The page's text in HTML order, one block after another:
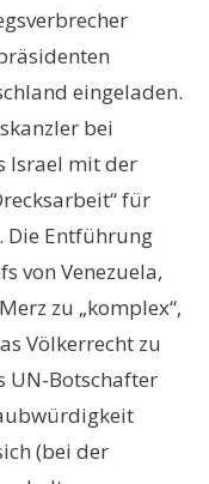
eingeladen.
bei
Israel mit der
für
Die Entführung
von Venezuela,
zu „komplex“,
Völkerrecht zu
UN-Botschafter
(bei der